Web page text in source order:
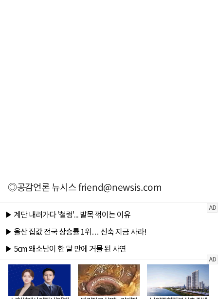
◎공감언론 뉴시스friend@newsis.com